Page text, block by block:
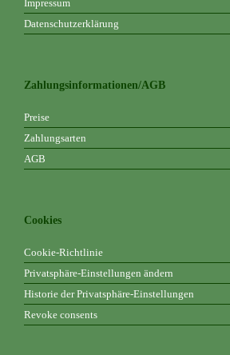
Impressum
Datenschutzerklärung
Zahlungsinformationen/AGB
Preise
Zahlungsarten
AGB
Cookies
Cookie-Richtlinie
Privatsphäre-Einstellungen ändern
Historie der Privatsphäre-Einstellungen
Revoke consents